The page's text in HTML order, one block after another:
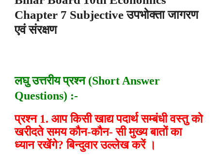
Chapter 7 Subjective उपभोक्ता जागरण
एवं संरक्षण
लघु उत्तरीय प्रश्न (Short Answer
Questions) :-
प्रश्न 1. आप किसी खाद्य पदार्थ सम्बंधी वस्तु को
खरीदते समय कौन-कौन- सी मुख्य बातों का
ध्यान रखेंगे? बिन्दुवार उल्लेख करें ।